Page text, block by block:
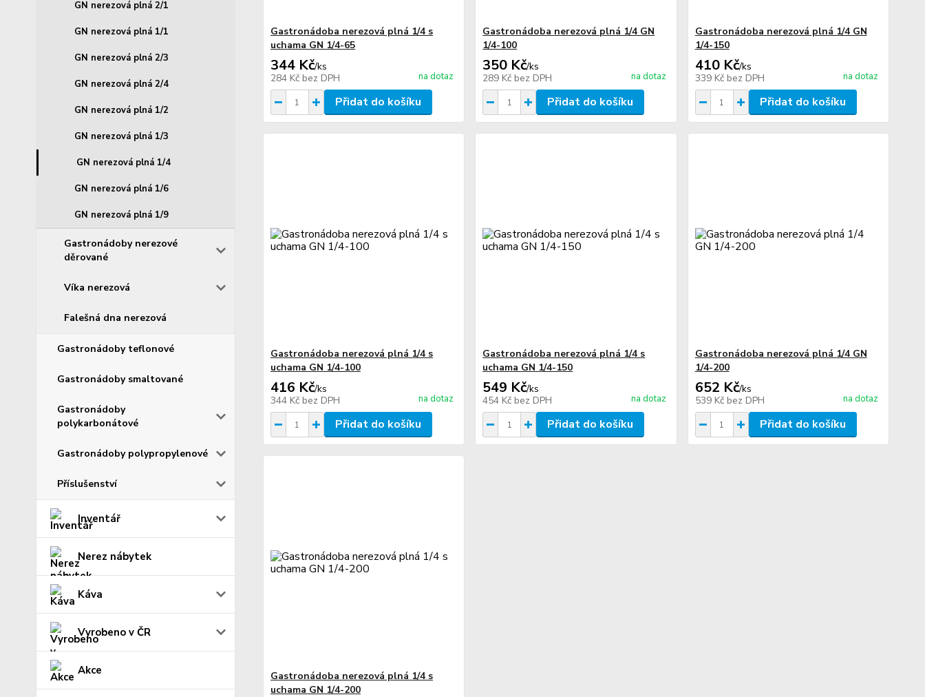
GN nerezová plná 2/1
GN nerezová plná 1/1
GN nerezová plná 2/3
GN nerezová plná 2/4
GN nerezová plná 1/2
GN nerezová plná 1/3
GN nerezová plná 1/4
GN nerezová plná 1/6
GN nerezová plná 1/9
Gastronádoby nerezové
děrované
Víka nerezová
Falešná dna nerezová
Gastronádoby teflonové
Gastronádoby smaltované
Gastronádoby
polykarbonátové
Gastronádoby polypropylenové
Příslušenství
Inventář
Nerez nábytek
Káva
Vyrobeno v ČR
Akce
Gastronádoba nerezová plná 1/4 s
uchama GN 1/4-65
344 Kč/ks
284 Kč bez DPH na dotaz
Přidat do košíku
Gastronádoba nerezová plná 1/4 GN
1/4-100
350 Kč/ks
289 Kč bez DPH na dotaz
Přidat do košíku
Gastronádoba nerezová plná 1/4 GN
1/4-150
410 Kč/ks
339 Kč bez DPH na dotaz
Přidat do košíku
Gastronádoba nerezová plná 1/4 s
uchama GN 1/4-100
416 Kč/ks
344 Kč bez DPH na dotaz
Přidat do košíku
Gastronádoba nerezová plná 1/4 s
uchama GN 1/4-150
549 Kč/ks
454 Kč bez DPH na dotaz
Přidat do košíku
Gastronádoba nerezová plná 1/4 GN
1/4-200
652 Kč/ks
539 Kč bez DPH na dotaz
Přidat do košíku
Gastronádoba nerezová plná 1/4 s
uchama GN 1/4-200